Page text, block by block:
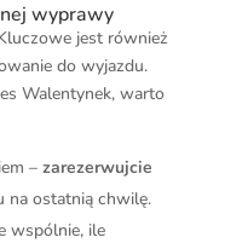
wyprawy
jest również
do wyjazdu.
Walentynek, warto
– zarezerwujcie
na ostatnią chwilę.
wspólnie, ile